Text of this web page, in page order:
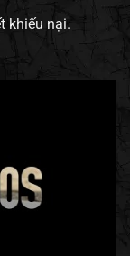
khiếu nại.